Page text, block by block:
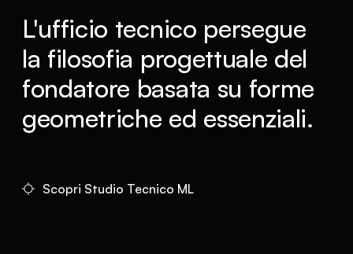
L'ufficio tecnico persegue
la filosofia progettuale del
fondatore basata su forme
geometriche ed essenziali.
Scopri Studio Tecnico ML